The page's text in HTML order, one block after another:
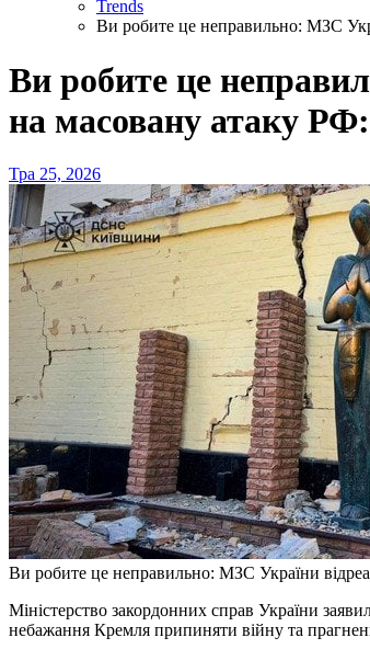
Trends
Ви робите це неправильно: МЗС
Ви робите це
на масовану атаку
Тра 25, 2026
Ви робите це неправильно: МЗС України
Міністерство закордонних справ України
небажання Кремля припиняти війну та